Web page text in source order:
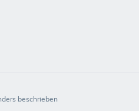
beschrieben